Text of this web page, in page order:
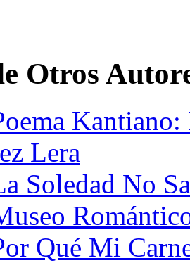
Otros
Lera
Soledad No
Qué Mi